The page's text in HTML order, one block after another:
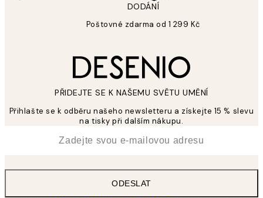
DODÁNÍ
Poštovné zdarma od 1 299 Kč
PŘIDEJTE SE K NAŠEMU SVĚTU UMĚNÍ
Přihlašte se k odběru našeho newsletteru a získejte 15 % slevu
na tisky při dalším nákupu.
ODESLAT